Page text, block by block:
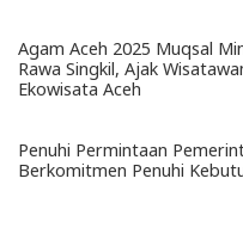
Agam Aceh 2025 Muqsal
Rawa Singkil, Ajak
Ekowisata Aceh
Penuhi Permintaan
Berkomitmen Penuhi